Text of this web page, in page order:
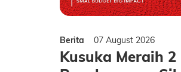
Berita 07 August 2026
Kusuka Meraih 2